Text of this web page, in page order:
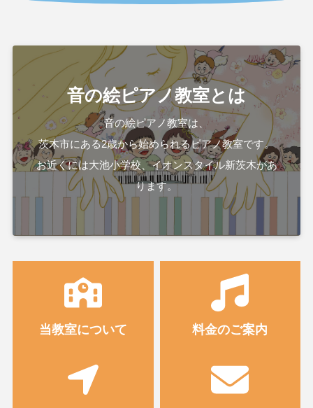
音の絵ピアノ教室とは
音の絵ピアノ教室は、
茨木市にある2歳から始められるピアノ教室です。
お近くには大池小学校、イオンスタイル新茨木があ
ります。
当教室について 料金のご案内